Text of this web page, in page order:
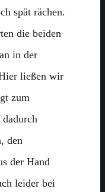
spät rächen.
die beiden
in der
ließen wir
zum
dadurch
den
der Hand
leider bei